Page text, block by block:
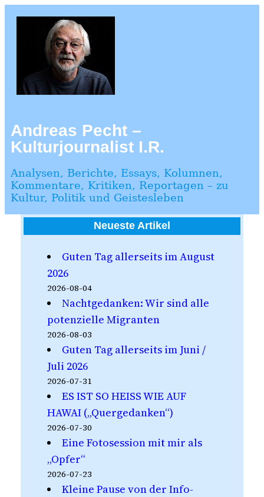
springen
Andreas Pecht –
Kulturjournalist I.R.
Analysen, Berichte, Essays, Kolumnen,
Kommentare, Kritiken, Reportagen – zu
Kultur, Politik und Geistesleben
Neueste Artikel
Guten Tag allerseits im August
2026
2026-08-04
Nachtgedanken: Wir sind alle
potenzielle Migranten
2026-08-03
Guten Tag allerseits im Juni /
Juli 2026
2026-07-31
ES IST SO HEISS WIE AUF
HAWAI („Quergedanken“)
2026-07-30
Eine Fotosession mit mir als
„Opfer“
2026-07-23
Kleine Pause von der Info-